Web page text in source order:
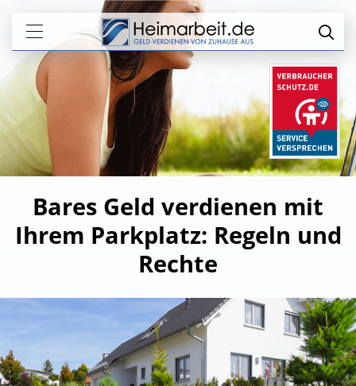
Bares Geld verdienen mit
Ihrem Parkplatz: Regeln und
Rechte